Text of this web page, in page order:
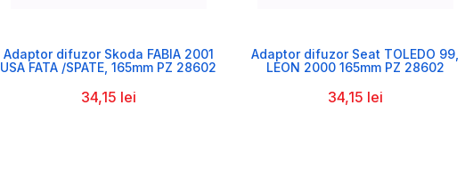

Adaptor difuzor Skoda FABIA 2001
USA FATA /SPATE, 165mm PZ 28602
34,15 lei

Adaptor difuzor Seat TOLEDO 99,
LEON 2000 165mm PZ 28602
34,15 lei